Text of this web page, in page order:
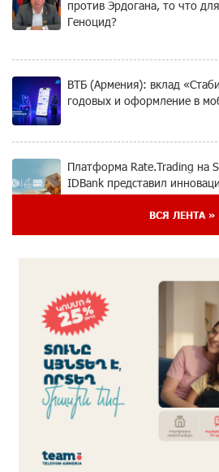
против Эрдогана, то что
Геноцид?
ВТБ (Армения): вклад
годовых и оформление в
Платформа Rate.Trading на
IDBank представил
Пашинян ты упустил свой
Аршак Карапетян
Обновленный Центр продаж
открылся по адресу ул.
ВСЯ ЛЕНТА »